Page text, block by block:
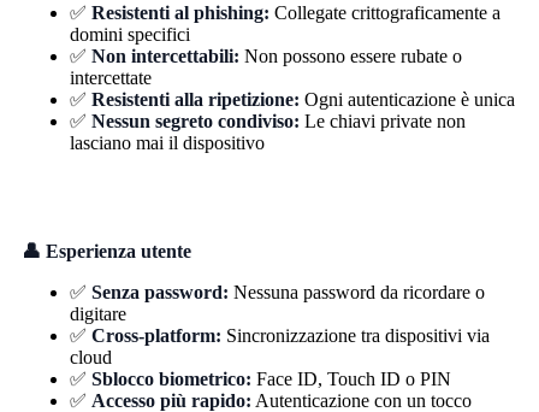
✅ Resistenti al phishing: Collegate crittograficamente a
domini specifici
✅ Non intercettabili: Non possono essere rubate o
intercettate
✅ Resistenti alla ripetizione: Ogni autenticazione è unica
✅ Nessun segreto condiviso: Le chiavi private non
lasciano mai il dispositivo
👤 Esperienza utente
✅ Senza password: Nessuna password da ricordare o
digitare
✅ Cross-platform: Sincronizzazione tra dispositivi via
cloud
✅ Sblocco biometrico: Face ID, Touch ID o PIN
✅ Accesso più rapido: Autenticazione con un tocco